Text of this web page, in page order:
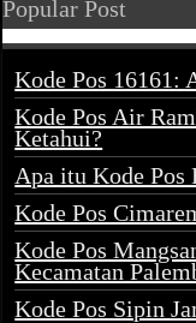
Popular Post
Kode Pos 16161:
Kode Pos Air
Ketahui?
Apa itu Kode Pos
Kode Pos
Kode Pos
Kecamatan
Kode Pos Sipin